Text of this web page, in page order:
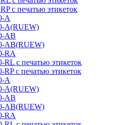
с печатью этикеток
A
A(RUEW)
AB
AB(RUEW)
RA
RL с печатью этикеток
с печатью этикеток
A
A(RUEW)
AB
AB(RUEW)
RA